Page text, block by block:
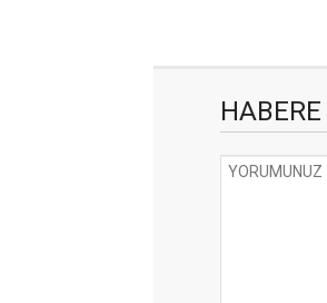
HABERE